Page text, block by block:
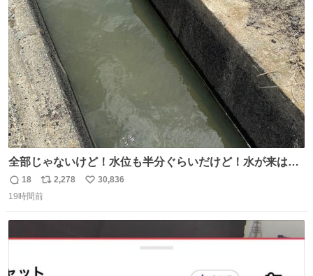
ト
数
全部じゃないけど！水位も半分ぐらいだけど！水が来はじ
めたよ！！！ 作業してくれた方々ありがとーーー
ー！！！！！！！！！！！！！！！！！！！！！！！！！
返
信
18
リ
ポ
2,278
い
30,836
19時間前